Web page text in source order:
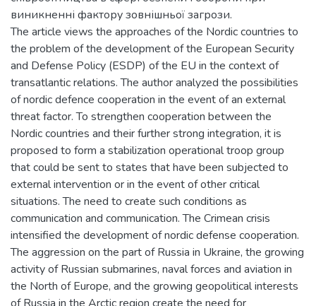
виникненні фактору зовнішньої загрози.
The article views the approaches of the Nordic countries to
the problem of the development of the European Security
and Defense Policy (ESDP) of the EU in the context of
transatlantic relations. The author analyzed the possibilities
of nordic defence cooperation in the event of an external
threat factor. To strengthen cooperation between the
Nordic countries and their further strong integration, it is
proposed to form a stabilization operational troop group
that could be sent to states that have been subjected to
external intervention or in the event of other critical
situations. The need to create such conditions as
communication and communication. The Crimean crisis
intensified the development of nordic defense cooperation.
The aggression on the part of Russia in Ukraine, the growing
activity of Russian submarines, naval forces and aviation in
the North of Europe, and the growing geopolitical interests